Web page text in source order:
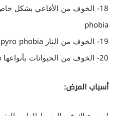
phobia
19- الخوف من النار pyro phobia
20- الخوف من الحيوانات بأنواعها zoo phobia
أسباب المرض: